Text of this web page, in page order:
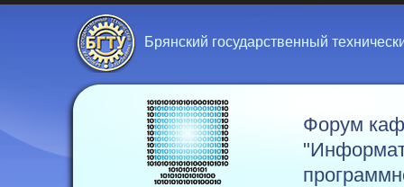
Брянский государственный
Форум